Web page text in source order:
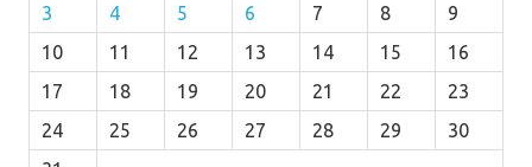
3
4 5 6 7 8
9
10
11 12 13 14 15
16
17
18 19 20 21 22
23
24
25 26 27 28 29
30